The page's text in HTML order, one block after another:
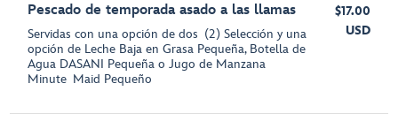
Pescado de temporada asado a las llamas
Servidas con una opción de dos (2) Selección y una
opción de Leche Baja en Grasa Pequeña, Botella de
Agua DASANI Pequeña o Jugo de Manzana
Minute Maid Pequeño
$17.00
USD